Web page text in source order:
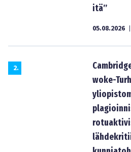
itä”
05.08.2026 |
2.
woke-